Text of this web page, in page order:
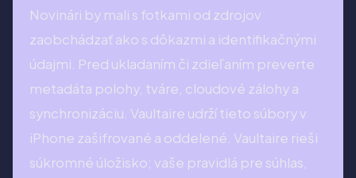
Novinári by mali s fotkami od zdrojov
zaobchádzať ako s dôkazmi a identifikačnými
údajmi. Pred ukladaním či zdieľaním preverte
metadáta polohy, tváre, cloudové zálohy a
synchronizáciu. Vaultaire udrží tieto súbory v
iPhone zašifrované a oddelené. Vaultaire rieši
súkromné úložisko; vaše pravidlá pre súhlas,